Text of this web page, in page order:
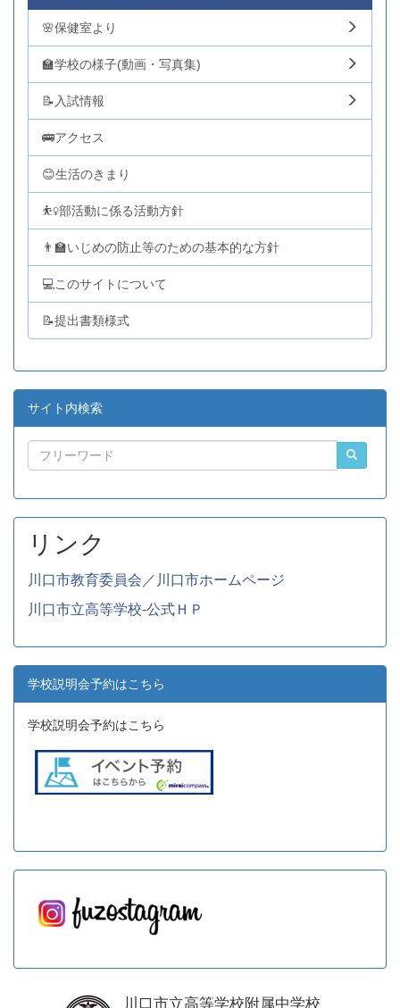
🌸保健室より
🏫学校の様子(動画・写真集)
📝入試情報
🚌アクセス
😊生活のきまり
⛹️‍♀️部活動に係る活動方針
👨‍🏫いじめの防止等のための基本的な方針
💻このサイトについて
📝提出書類様式
サイト内検索
リンク
川口市教育委員会／川口市ホームページ
川口市立高等学校-公式ＨＰ
学校説明会予約はこちら
学校説明会予約はこちら
川口市立高等学校附属中学校